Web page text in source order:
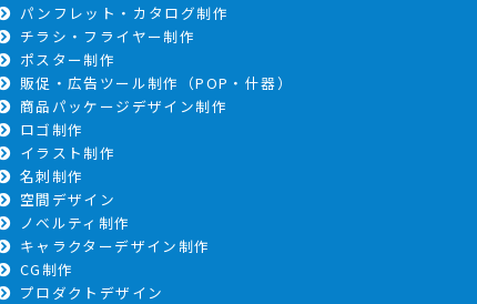
パンフレット・カタログ制作
チラシ・フライヤー制作
ポスター制作
販促・広告ツール制作（POP・什器）
商品パッケージデザイン制作
ロゴ制作
イラスト制作
名刺制作
空間デザイン
ノベルティ制作
キャラクターデザイン制作
CG制作
プロダクトデザイン